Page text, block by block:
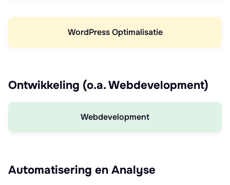
WordPress Optimalisatie
Ontwikkeling (o.a. Webdevelopment)
Webdevelopment
Automatisering en Analyse